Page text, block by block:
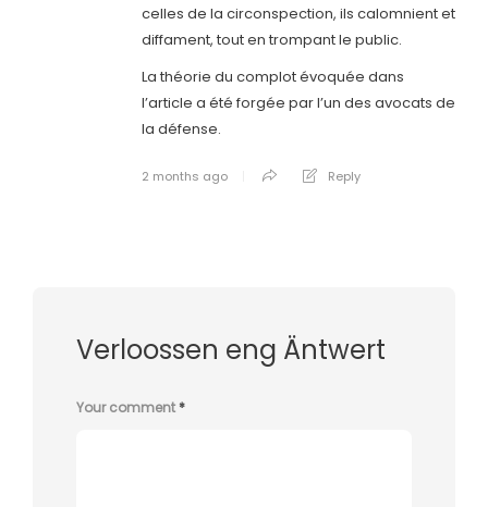
celles de la circonspection, ils calomnient et
diffament, tout en trompant le public.
La théorie du complot évoquée dans
l’article a été forgée par l’un des avocats de
la défense.
2 months ago Reply
Verloossen eng Äntwert
Your comment*